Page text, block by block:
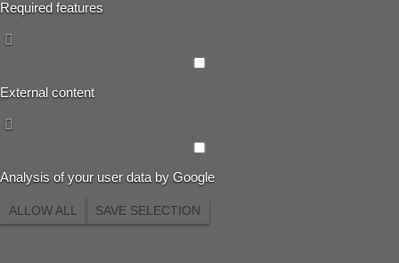
Required features
External content
Analysis of your user data by Google
ALLOW ALL SAVE SELECTION